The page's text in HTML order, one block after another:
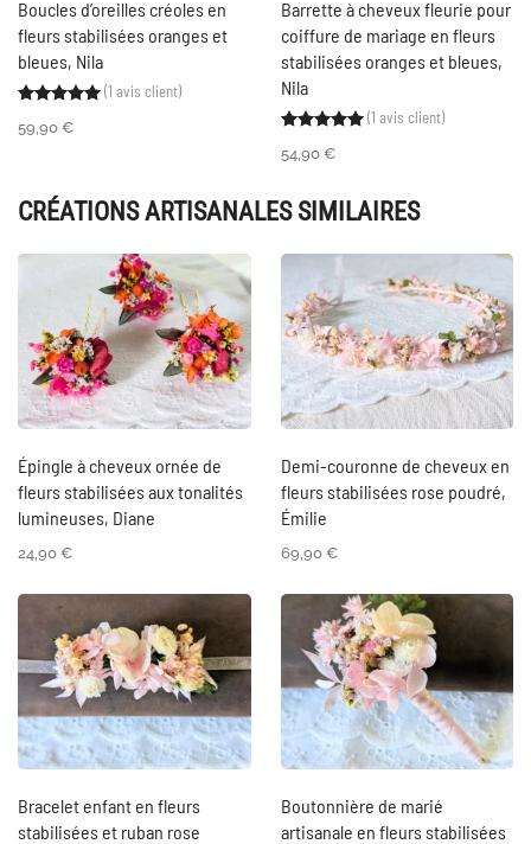
Boucles d’oreilles créoles en
fleurs stabilisées oranges et
bleues, Nila
Noté 5.00sur 5 basé sur
1
(1 avis client)
59,90 €
Barrette à cheveux fleurie pour
coiffure de mariage en fleurs
stabilisées oranges et bleues,
Nila
Noté 5.00sur 5
1
(1 avis client)
54,90 €
CRÉATIONS ARTISANALES SIMILAIRES
Épingle à cheveux ornée de
fleurs stabilisées aux tonalités
lumineuses, Diane
24,90 €
Demi-couronne de cheveux en
fleurs stabilisées rose poudré,
Émilie
69,90 €
Bracelet enfant en fleurs
stabilisées et ruban rose
Boutonnière de marié
artisanale en fleurs stabilisées